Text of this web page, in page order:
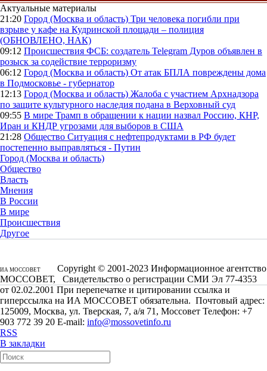
Актуальные материалы
21:20 Город (Москва и область) Три человека погибли при
взрыве у кафе на Кудринской площади – полиция
(ОБНОВЛЕНО, НАК)
09:12 Происшествия ФСБ: создатель Telegram Дуров объявлен в
розыск за содействие терроризму
06:12 Город (Москва и область) От атак БПЛА повреждены дома
в Подмосковье - губернатор
12:13 Город (Москва и область) Жалоба с участием Архнадзора
по защите культурного наследия подана в Верховный суд
09:55 В мире Трамп в обращении к нации назвал Россию, КНР,
Иран и КНДР угрозами для выборов в США
21:28 Общество Ситуация с нефтепродуктами в РФ будет
постепенно выправляться - Путин
Город (Москва и область)
Общество
Власть
Мнения
В России
В мире
Происшествия
Другое
ИА МОССОВЕТ
Copyright © 2001-2023 Информационное агентство
МОССОВЕТ, Свидетельство о регистрации СМИ Эл 77-4353
от 02.02.2001 При перепечатке и цитировании ссылка и
гиперссылка на ИА МОССОВЕТ обязательна. Почтовый адрес:
125009, Москва, ул. Тверская, 7, а/я 71, Моссовет Телефон: +7
903 772 39 20 E-mail: info@mossovetinfo.ru
RSS
В закладки